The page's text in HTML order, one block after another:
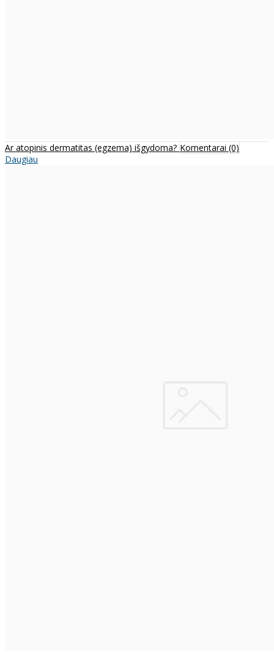
Ar atopinis dermatitas (egzema) išgydoma? Komentarai (0)
Daugiau